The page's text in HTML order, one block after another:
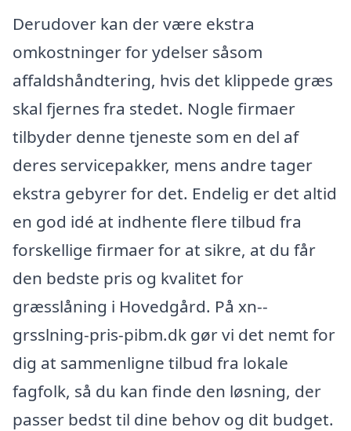
Derudover kan der være ekstra
omkostninger for ydelser såsom
affaldshåndtering, hvis det klippede græs
skal fjernes fra stedet. Nogle firmaer
tilbyder denne tjeneste som en del af
deres servicepakker, mens andre tager
ekstra gebyrer for det. Endelig er det altid
en god idé at indhente flere tilbud fra
forskellige firmaer for at sikre, at du får
den bedste pris og kvalitet for
græsslåning i Hovedgård. På xn--
grsslning-pris-pibm.dk gør vi det nemt for
dig at sammenligne tilbud fra lokale
fagfolk, så du kan finde den løsning, der
passer bedst til dine behov og dit budget.